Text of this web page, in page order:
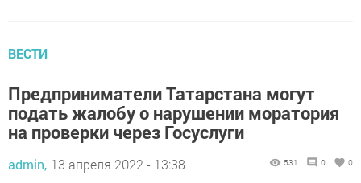
ВЕСТИ
Предприниматели Татарстана могут
подать жалобу о нарушении моратория
на проверки через Госуслуги
admin, 13 апреля 2022 - 13:38 531 0 0